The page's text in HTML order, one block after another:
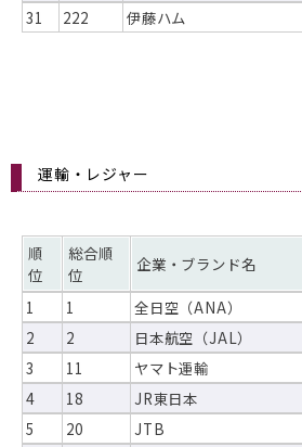
31
222 伊藤ハム
運輸・レジャー
順
位
総合順
位
企業・ブランド名
1
1 全日空（ANA）
2
2 日本航空（JAL）
3
11 ヤマト運輸
4
18 JR東日本
5
20 JTB